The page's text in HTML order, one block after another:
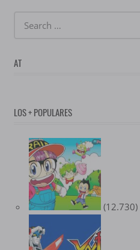
AT
LOS + POPULARES
(12.730)